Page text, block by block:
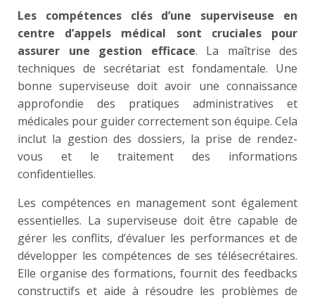
Les compétences clés d’une superviseuse en
centre d’appels médical sont cruciales pour
assurer une gestion efficace. La maîtrise des
techniques de secrétariat est fondamentale. Une
bonne superviseuse doit avoir une connaissance
approfondie des pratiques administratives et
médicales pour guider correctement son équipe. Cela
inclut la gestion des dossiers, la prise de rendez-
vous et le traitement des informations
confidentielles.
Les compétences en management sont également
essentielles. La superviseuse doit être capable de
gérer les conflits, d’évaluer les performances et de
développer les compétences de ses télésecrétaires.
Elle organise des formations, fournit des feedbacks
constructifs et aide à résoudre les problèmes de